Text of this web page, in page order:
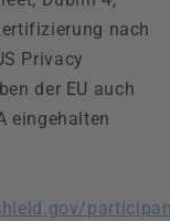
nach
Privacy
der EU auch
eingehalten